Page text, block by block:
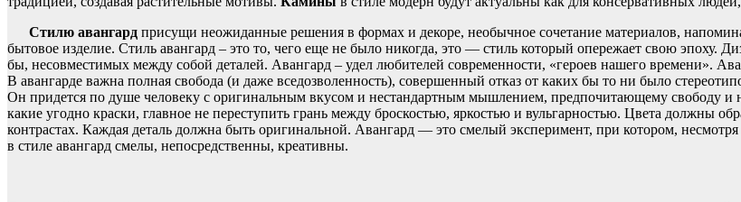
Стилю авангард присущи неожиданные решения в формах и декоре, необычное сочетание материалов,
бытовое изделие. Стиль авангард – это то, чего еще не было никогда, это — стиль который опережает свою эпоху.
бы, несовместимых между собой деталей. Авангард – удел любителей современности, «героев нашего времени».
В авангарде важна полная свобода (и даже вседозволенность), совершенный отказ от каких бы то ни было
Он придется по душе человеку с оригинальным вкусом и нестандартным мышлением, предпочитающему свободу и
какие угодно краски, главное не переступить грань между броскостью, яркостью и вульгарностью. Цвета должны
контрастах. Каждая деталь должна быть оригинальной. Авангард — это смелый эксперимент, при котором,
в стиле авангард смелы, непосредственны, креативны.